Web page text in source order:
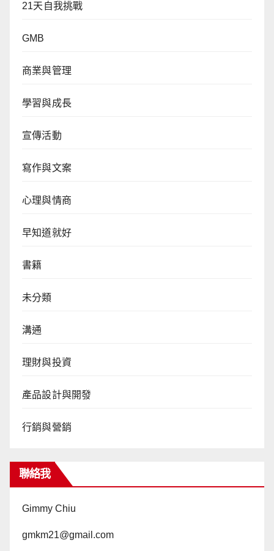
21天自我挑戰
GMB
商業與管理
學習與成長
宣傳活動
寫作與文案
心理與情商
早知道就好
書籍
未分類
溝通
理財與投資
產品設計與開發
行銷與營銷
聯絡我
Gimmy Chiu
gmkm21@gmail.com